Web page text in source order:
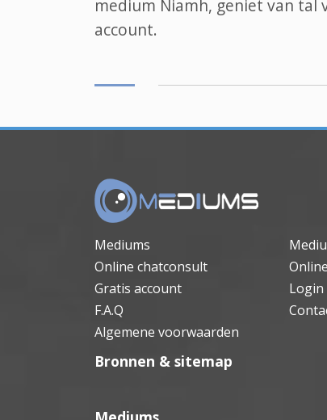
medium Niamh, geniet van tal
account.
Mediums
Online chatconsult
Gratis account
Login
F.A.Q
Algemene voorwaarden
Bronnen & sitemap